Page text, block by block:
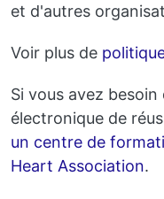
et d'autres
Voir plus de
Si vous avez
électronique de
un centre de
Heart Association.